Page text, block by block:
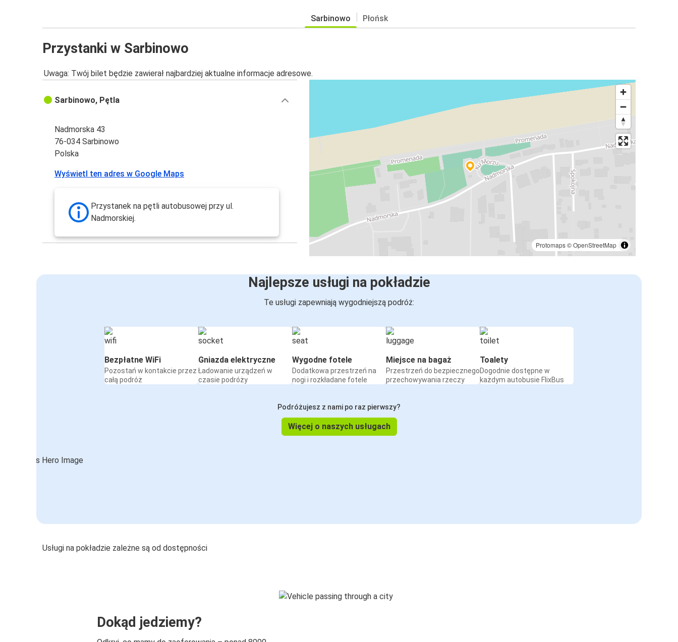
Sarbinowo Płońsk
Przystanki w Sarbinowo
Uwaga: Twój bilet będzie zawierał najbardziej aktualne informacje adresowe.
Protomaps©OpenStreetMap
Sarbinowo, Pętla
Nadmorska 43
76-034 Sarbinowo
Polska
Wyświetl ten adres w Google Maps
Przystanek na pętli autobusowej przy ul.
Nadmorskiej.
Najlepsze usługi na pokładzie
Te usługi zapewniają wygodniejszą podróż:
Bezpłatne WiFi
Pozostań w kontakcie przez
całą podróż
Gniazda elektryczne
Ładowanie urządzeń w
czasie podróży
Wygodne fotele
Dodatkowa przestrzeń na
nogi i rozkładane fotele
Miejsce na bagaż
Przestrzeń do bezpiecznego
przechowywania rzeczy
Toalety
Dogodnie dostępne w
każdym autobusie FlixBus
Podróżujesz z nami po raz pierwszy?
Więcej o naszych usługach
Usługi na pokładzie zależne są od dostępności
Dokąd jedziemy?